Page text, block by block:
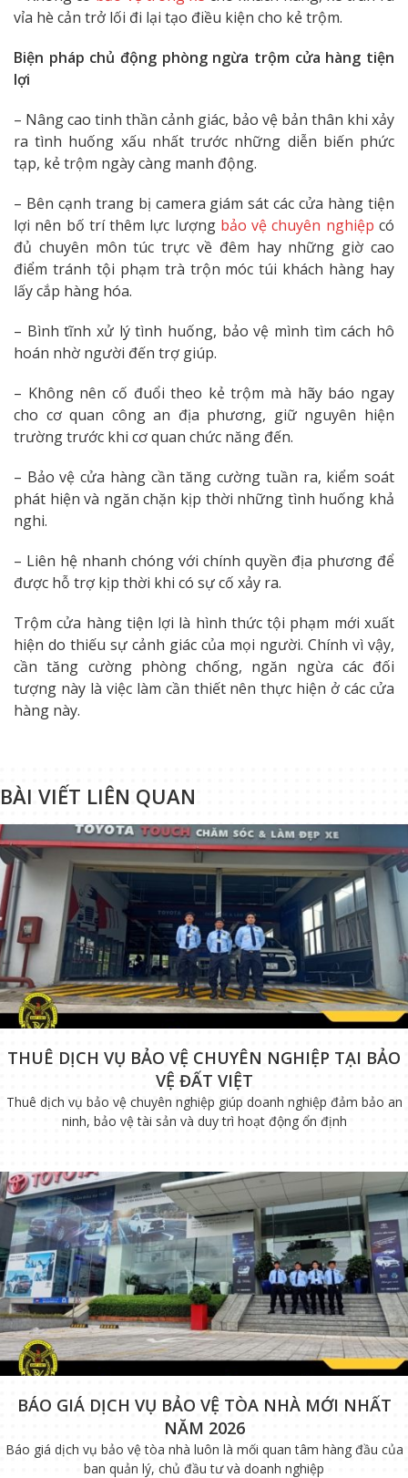
vỉa hè cản trở lối đi lại tạo điều kiện cho kẻ trộm.
Biện pháp chủ động phòng ngừa trộm cửa hàng tiện
lợi
– Nâng cao tinh thần cảnh giác, bảo vệ bản thân khi xảy
ra tình huống xấu nhất trước những diễn biến phức
tạp, kẻ trộm ngày càng manh động.
– Bên cạnh trang bị camera giám sát các cửa hàng tiện
lợi nên bố trí thêm lực lượngbảo vệ chuyên nghiệp có
đủ chuyên môn túc trực về đêm hay những giờ cao
điểm tránh tội phạm trà trộn móc túi khách hàng hay
lấy cắp hàng hóa.
– Bình tĩnh xử lý tình huống, bảo vệ mình tìm cách hô
hoán nhờ người đến trợ giúp.
– Không nên cố đuổi theo kẻ trộm mà hãy báo ngay
cho cơ quan công an địa phương, giữ nguyên hiện
trường trước khi cơ quan chức năng đến.
– Bảo vệ cửa hàng cần tăng cường tuần ra, kiểm soát
phát hiện và ngăn chặn kịp thời những tình huống khả
nghi.
– Liên hệ nhanh chóng với chính quyền địa phương để
được hỗ trợ kịp thời khi có sự cố xảy ra.
Trộm cửa hàng tiện lợi là hình thức tội phạm mới xuất
hiện do thiếu sự cảnh giác của mọi người. Chính vì vậy,
cần tăng cường phòng chống, ngăn ngừa các đối
tượng này là việc làm cần thiết nên thực hiện ở các cửa
hàng này.
BÀI VIẾT LIÊN QUAN
THUÊ DỊCH VỤ BẢO VỆ CHUYÊN NGHIỆP TẠI BẢO
VỆ ĐẤT VIỆT
Thuê dịch vụ bảo vệ chuyên nghiệp giúp doanh nghiệp đảm bảo an
ninh, bảo vệ tài sản và duy trì hoạt động ổn định
BÁO GIÁ DỊCH VỤ BẢO VỆ TÒA NHÀ MỚI NHẤT
NĂM 2026
Báo giá dịch vụ bảo vệ tòa nhà luôn là mối quan tâm hàng đầu của
ban quản lý, chủ đầu tư và doanh nghiệp